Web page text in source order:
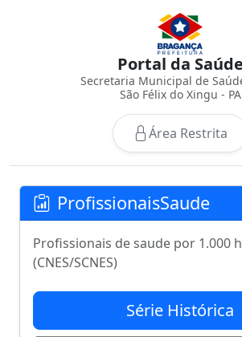
Portal da Saúde
Secretaria Municipal de
São Félix do Xingu - PA
Área Restrita
ProfissionaisSaude
Profissionais de saude por 1.000
(CNES/SCNES)
Série Histórica